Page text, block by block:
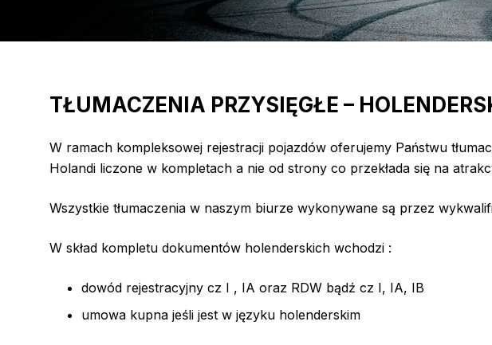
TŁUMACZENIA PRZYSIĘGŁE –
W ramach kompleksowej rejestracji pojazdów oferujemy Państwu
Holandi liczone w kompletach a nie od strony co przekłada się na
Wszystkie tłumaczenia w naszym biurze wykonywane są przez
W skład kompletu dokumentów holenderskich wchodzi :
dowód rejestracyjny cz I , IA oraz RDW bądź cz I, IA, IB
umowa kupna jeśli jest w języku holenderskim